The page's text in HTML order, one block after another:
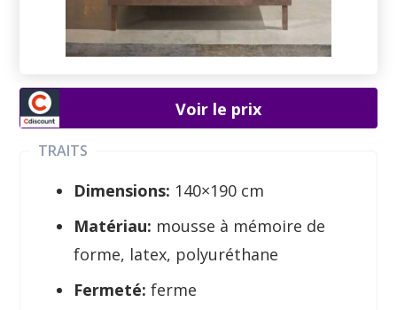
TRAITS
Dimensions: 140×190 cm
Matériau: mousse à mémoire de
forme, latex, polyuréthane
Fermeté: ferme
Voir le prix